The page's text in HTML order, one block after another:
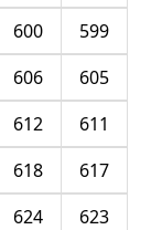
599
600
605
606
611
612
617
618
623
624